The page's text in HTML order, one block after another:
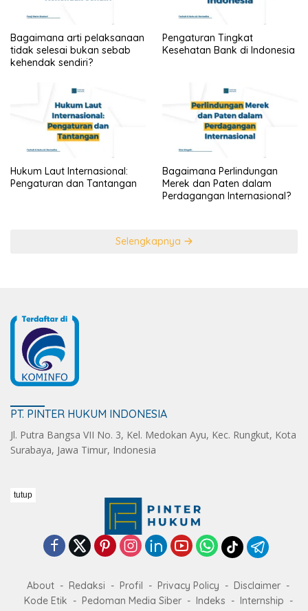
Bagaimana arti pelaksanaan
tidak selesai bukan sebab
kehendak sendiri?
Pengaturan Tingkat
Kesehatan Bank di Indonesia
Hukum Laut Internasional:
Pengaturan dan Tantangan
Bagaimana Perlindungan
Merek dan Paten dalam
Perdagangan Internasional?
Selengkapnya
PT. PINTER HUKUM INDONESIA
Jl. Putra Bangsa VII No. 3, Kel. Medokan Ayu, Kec. Rungkut, Kota
Surabaya, Jawa Timur, Indonesia
About Redaksi Profil Privacy Policy
Disclaimer
Kode Etik
Pedoman Media Siber Indeks
Internship
tutup